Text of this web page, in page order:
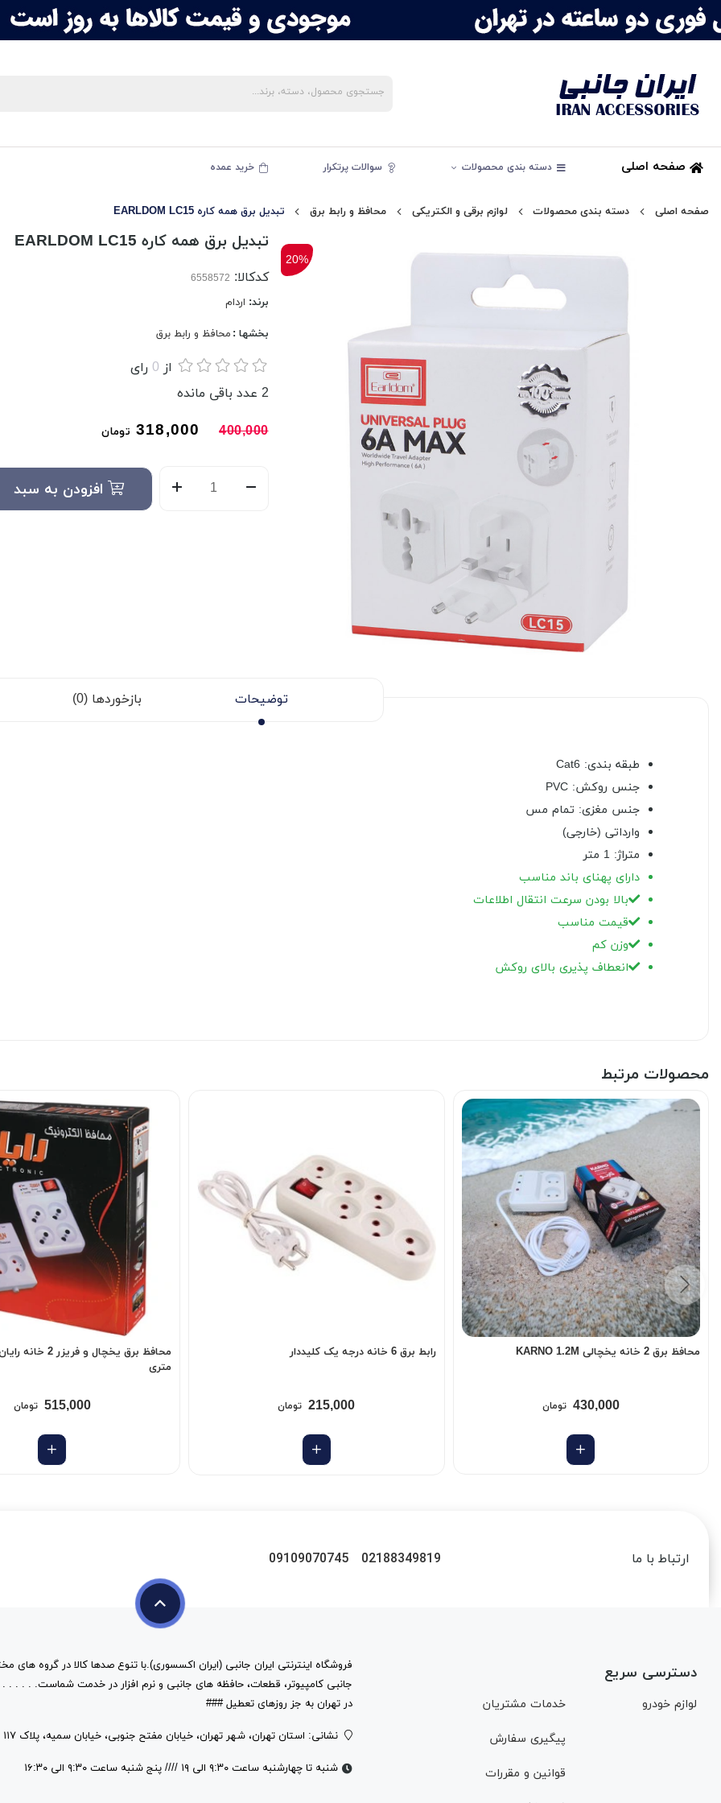
صفحه اصلی دسته بندی محصولات سوالات پرتکرار خرید عمده
صفحه اصلی دسته بندی محصولات لوازم برقی و الکتریکی محافظ و رابط برق تبدیل برق همه کاره EARLDOM LC15
20%
تبدیل برق همه کاره EARLDOM LC15
کدکالا:
برند: اردام
بخشها : محافظ و رابط برق
از 0 رای
2 عدد باقی مانده
400,000
318,000 تومان
افزودن به سبد
توضیحات بازخوردها (0)
طبقه بندی: Cat6
جنس روکش: PVC
جنس مغزی: تمام مس
وارداتی (خارجی)
متراژ: 1 متر
دارای پهنای باند مناسب
بالا بودن سرعت انتقال اطلاعات
قیمت مناسب
وزن کم
انعطاف پذیری بالای روکش
محصولات مرتبط
محافظ برق 2 خانه یخچالی KARNO 1.2M
430,000 تومان
رابط برق 6 خانه درجه یک کلیددار
215,000 تومان
متری
515,000 تومان
ارتباط با ما 02188349819
09109070745
دسترسی سریع
لوازم خودرو خدمات مشتریان
پیگیری سفارش
قوانین و مقررات
فروشگاه اینترنتی ایران جانبی (ایران اکسسوری).با تنوع صدها کالا در گروه های
در تهران به جز روزهای تعطیل ###
نشانی: استان تهران، شهر تهران، خیابان مفتح جنوبی، خیابان سمیه، پلاک ۱۱۷
شنبه تا چهارشنبه ساعت ۹:۳۰ الی ۱۹ //// پنج شنبه ساعت ۹:۳۰ الی ۱۶:۳۰